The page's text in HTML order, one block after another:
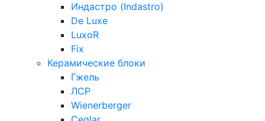
Индастро (Indastro)
De Luxe
LuxoR
Fix
Керамические блоки
Гжель
ЛСР
Wienerberger